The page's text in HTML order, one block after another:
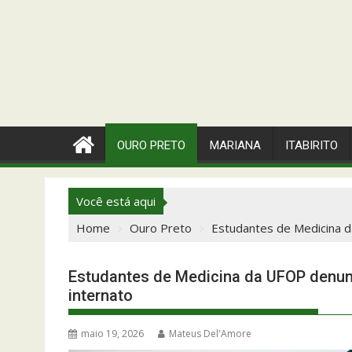
OURO PRETO MARIANA ITABIRITO
Você está aqui
Home
Ouro Preto Estudantes de Medicina
Estudantes de Medicina da UFOP
internato
maio 19, 2026 Mateus Del'Amore